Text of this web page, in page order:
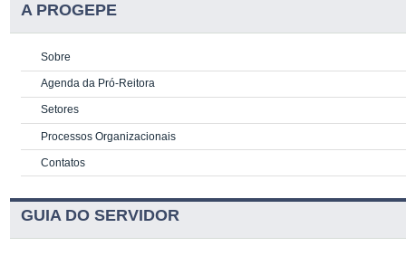
A PROGEPE
Sobre
Agenda da Pró-Reitora
Setores
Processos Organizacionais
Contatos
GUIA DO SERVIDOR